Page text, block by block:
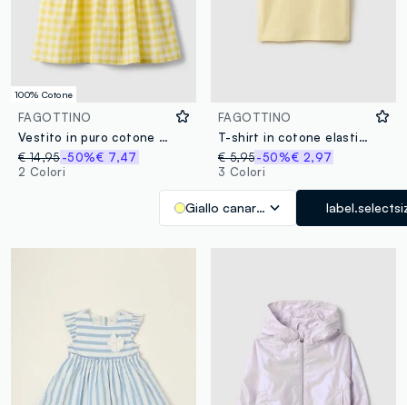
100% Cotone
FAGOTTINO
Vestito in puro cotone a quadri multicolor da bimba regular fit
€ 14,95-50%€ 7,47
2 Colori
FAGOTTINO
T-shirt in cotone elasticizzato giallo da bimba regular fit con cuore
€ 5,95-50%€ 2,97
3 Colori
Giallo canarino